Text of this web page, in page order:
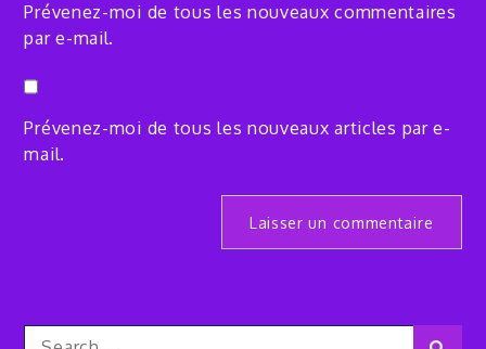
Prévenez-moi de tous les nouveaux commentaires
par e-mail.
Prévenez-moi de tous les nouveaux articles par e-
mail.
Search